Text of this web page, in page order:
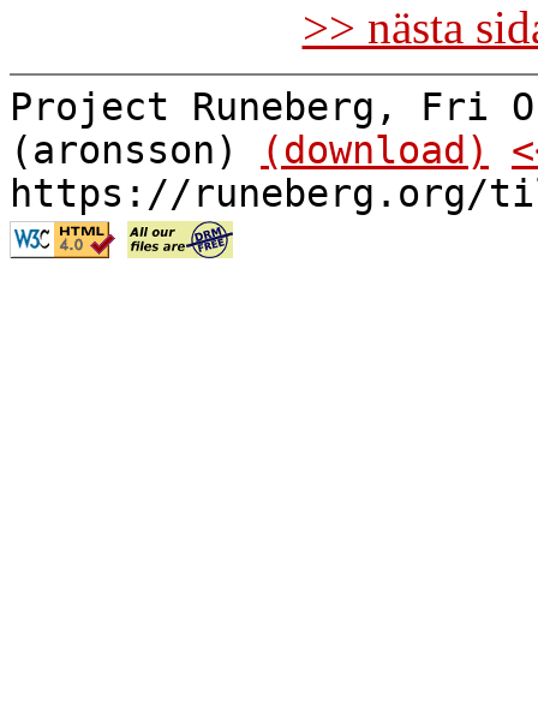
>> nästa
Project Runeberg, Fri
(aronsson)
(download)
https://runeberg.org/